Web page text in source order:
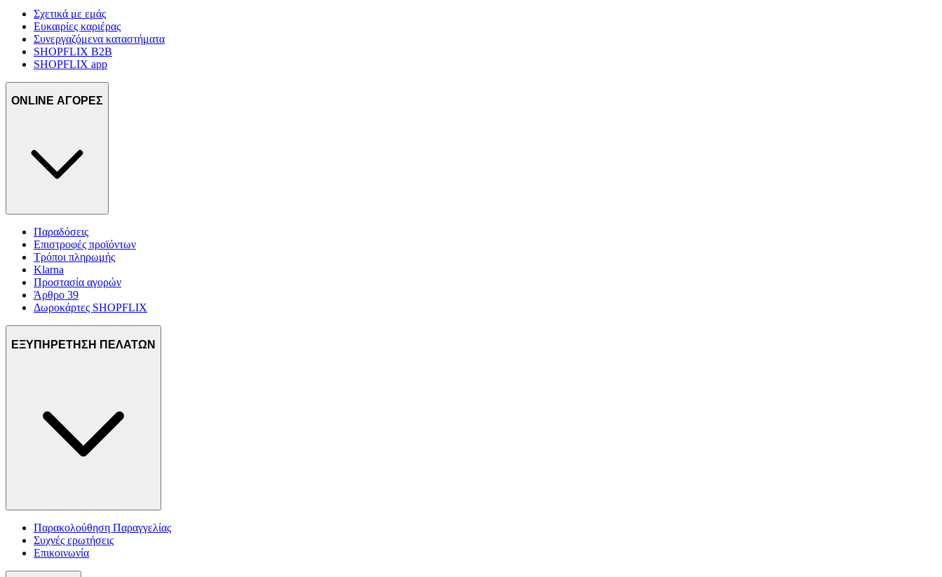
Σχετικά με εμάς
Ευκαιρίες καριέρας
Συνεργαζόμενα καταστήματα
SHOPFLIX B2B
SHOPFLIX app
ONLINE ΑΓΟΡΕΣ
Παραδόσεις
Επιστροφές προϊόντων
Τρόποι πληρωμής
Klarna
Προστασία αγορών
Άρθρο 39
Δωροκάρτες SHOPFLIX
ΕΞΥΠΗΡΕΤΗΣΗ ΠΕΛΑΤΩΝ
Παρακολούθηση Παραγγελίας
Συχνές ερωτήσεις
Επικοινωνία